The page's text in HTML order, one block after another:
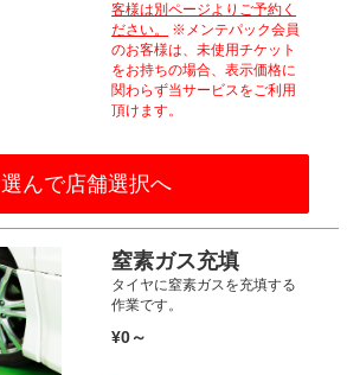
客様は別ページよりご予約く
ださい。
※メンテパック会員
のお客様は、未使用チケット
をお持ちの場合、表示価格に
関わらず当サービスをご利用
頂けます。​
選んで店舗選択へ
窒素ガス充填
タイヤに窒素ガスを充填する
作業です。
¥0～